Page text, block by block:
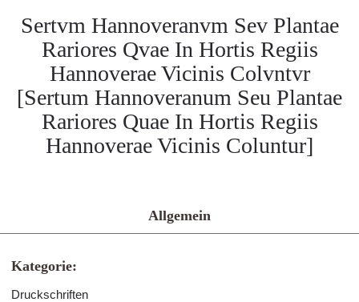
Sertvm Hannoveranvm Sev Plantae
Rariores Qvae In Hortis Regiis
Hannoverae Vicinis Colvntvr
[Sertum Hannoveranum Seu Plantae
Rariores Quae In Hortis Regiis
Hannoverae Vicinis Coluntur]
Allgemein
Kategorie:
Druckschriften